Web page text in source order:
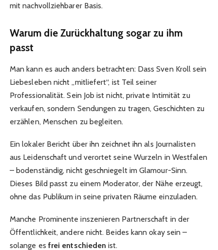
mit nachvollziehbarer Basis.
Warum die Zurückhaltung sogar zu ihm
passt
Man kann es auch anders betrachten: Dass Sven Kroll sein
Liebesleben nicht „mitliefert“, ist Teil seiner
Professionalität. Sein Job ist nicht, private Intimität zu
verkaufen, sondern Sendungen zu tragen, Geschichten zu
erzählen, Menschen zu begleiten.
Ein lokaler Bericht über ihn zeichnet ihn als Journalisten
aus Leidenschaft und verortet seine Wurzeln in Westfalen
– bodenständig, nicht geschniegelt im Glamour-Sinn.
Dieses Bild passt zu einem Moderator, der Nähe erzeugt,
ohne das Publikum in seine privaten Räume einzuladen.
Manche Prominente inszenieren Partnerschaft in der
Öffentlichkeit, andere nicht. Beides kann okay sein –
solange es frei entschieden ist.